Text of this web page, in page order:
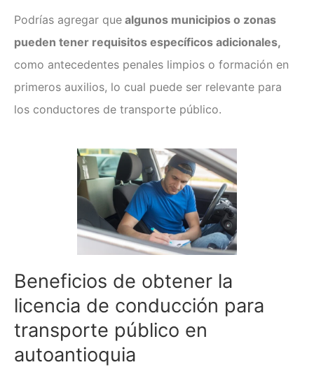
Podrías agregar que algunos municipios o zonas
pueden tener requisitos específicos adicionales,
como antecedentes penales limpios o formación en
primeros auxilios, lo cual puede ser relevante para
los conductores de transporte público.
Beneficios de obtener la
licencia de conducción para
transporte público en
autoantioquia